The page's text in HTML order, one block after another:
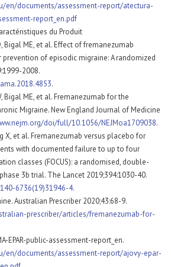
en/documents/assessment-report/atectura-
report_en.pdf
du Produit
Bigal ME, et al. Effect of fremanezumab
of episodic migraine: A randomized
2008.
.
Bigal ME, et al. Fremanezumab for the
Migraine. New England Journal of Medicine
doi/full/10.1056/NEJMoa1709038.
X, et al. Fremanezumab versus placebo for
with documented failure to up to four
classes (FOCUS): a randomised, double-
3b trial. The Lancet 2019;394:1030-40.
6736(19)31946-4.
Australian Prescriber 2020;43:68-9.
prescriber/articles/fremanezumab-for-
EPAR-public-assessment-report_en.
en/documents/assessment-report/ajovy-epar-